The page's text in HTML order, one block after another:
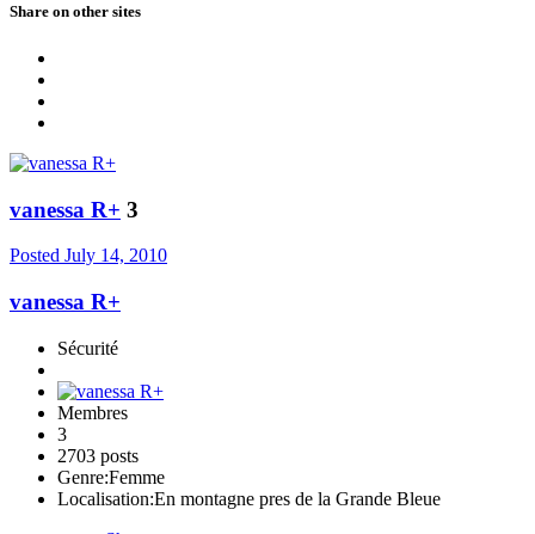
Share on other sites
vanessa R+ 3
Posted July 14, 2010
vanessa R+
Sécurité
Membres
3
2703 posts
Genre:Femme
Localisation:En montagne pres de la Grande Bleue